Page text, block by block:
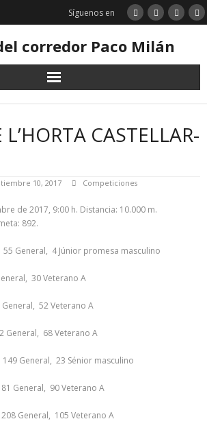
Síguenos en
corredor Paco Milán
CASTELLAR-
10, 2017 Competiciones
de 2017, 9:00 h. Distancia: 10.000 m.
892.
General, 4 Júnior promesa masculino
30 Veterano A
52 Veterano A
General, 68 Veterano A
General, 23 Sénior masculino
General, 90 Veterano A
General, 105 Veterano A